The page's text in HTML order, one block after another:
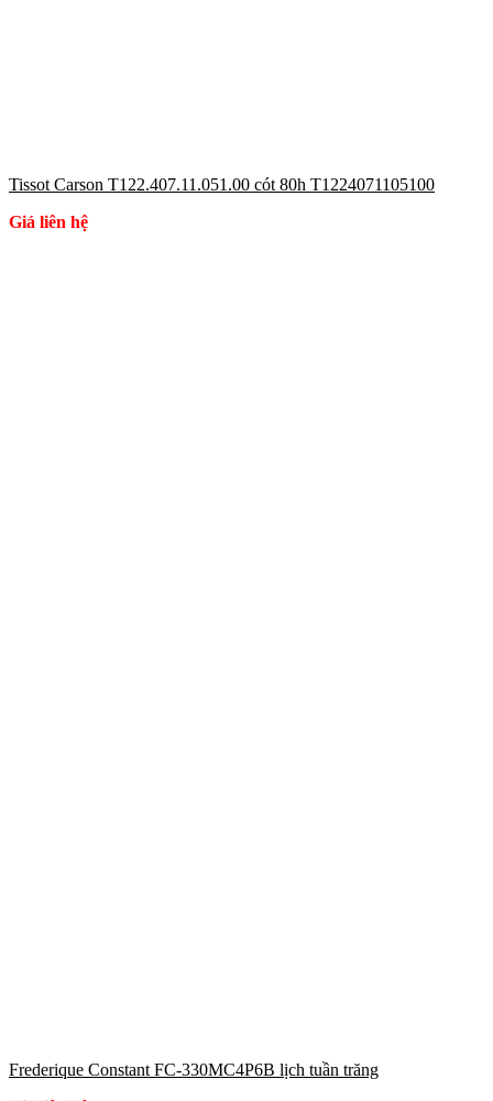
Tissot Carson T122.407.11.051.00 cót 80h T1224071105100
Giá liên hệ
Frederique Constant FC-330MC4P6B lịch tuần trăng